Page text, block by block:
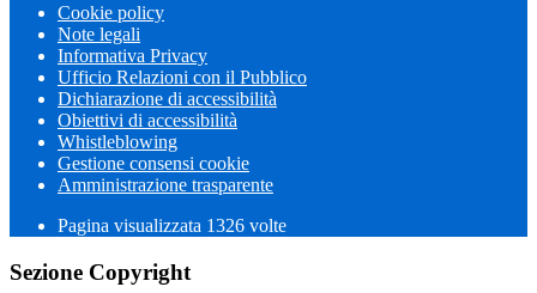
Cookie policy
Note legali
Informativa Privacy
Ufficio Relazioni con il Pubblico
Dichiarazione di accessibilità
Obiettivi di accessibilità
Whistleblowing
Gestione consensi cookie
Amministrazione trasparente
Pagina visualizzata 1326 volte
Sezione Copyright